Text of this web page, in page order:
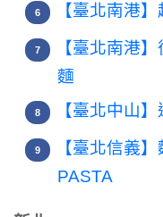
【臺北南港
【臺北南港
麵
【臺北中山
【臺北信義
PASTA